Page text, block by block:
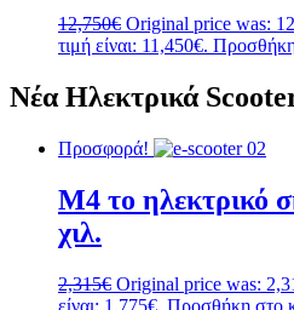
12,750€ Original price was:
τιμή είναι: 11,450€.
Νέα Ηλεκτρικά
Προσφορά!
M4 το ηλεκτρικό
χιλ.
2,315€ Original price was:
είναι: 1,775€. Προσθήκη στο